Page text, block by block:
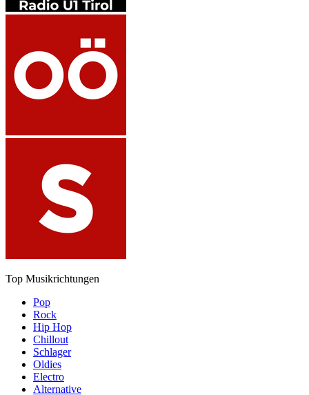
Top Musikrichtungen
Pop
Rock
Hip Hop
Chillout
Schlager
Oldies
Electro
Alternative